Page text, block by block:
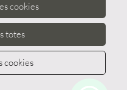
cookies
totes
cookies